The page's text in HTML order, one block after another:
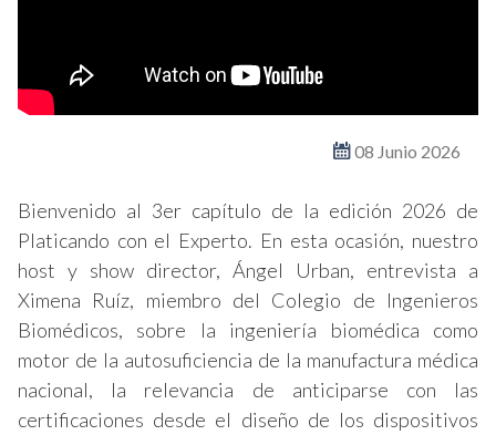
08 Junio 2026
Bienvenido al 3er capítulo de la edición 2026 de
Platicando con el Experto. En esta ocasión, nuestro
host y show director, Ángel Urban, entrevista a
Ximena Ruíz, miembro del Colegio de Ingenieros
Biomédicos, sobre la ingeniería biomédica como
motor de la autosuficiencia de la manufactura médica
nacional, la relevancia de anticiparse con las
certificaciones desde el diseño de los dispositivos